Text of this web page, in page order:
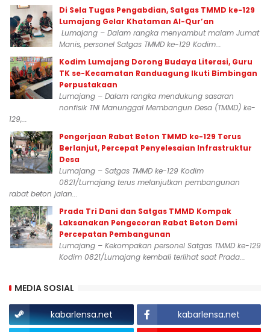
Di Sela Tugas Pengabdian, Satgas TMMD ke-129
Lumajang Gelar Khataman Al-Qur’an
Lumajang – Dalam rangka menyambut malam Jumat
Manis, personel Satgas TMMD ke-129 Kodim...
Kodim Lumajang Dorong Budaya Literasi, Guru
TK se-Kecamatan Randuagung Ikuti Bimbingan
Perpustakaan
Lumajang – Dalam rangka mendukung sasaran
nonfisik TNI Manunggal Membangun Desa (TMMD) ke-
129,...
Pengerjaan Rabat Beton TMMD ke-129 Terus
Berlanjut, Percepat Penyelesaian Infrastruktur
Desa
Lumajang – Satgas TMMD ke-129 Kodim
0821/Lumajang terus melanjutkan pembangunan
rabat beton jalan...
Prada Tri Dani dan Satgas TMMD Kompak
Laksanakan Pengecoran Rabat Beton Demi
Percepatan Pembangunan
Lumajang – Kekompakan personel Satgas TMMD ke-129
Kodim 0821/Lumajang kembali terlihat saat Prada...
MEDIA SOSIAL
kabarlensa.net kabarlensa.net